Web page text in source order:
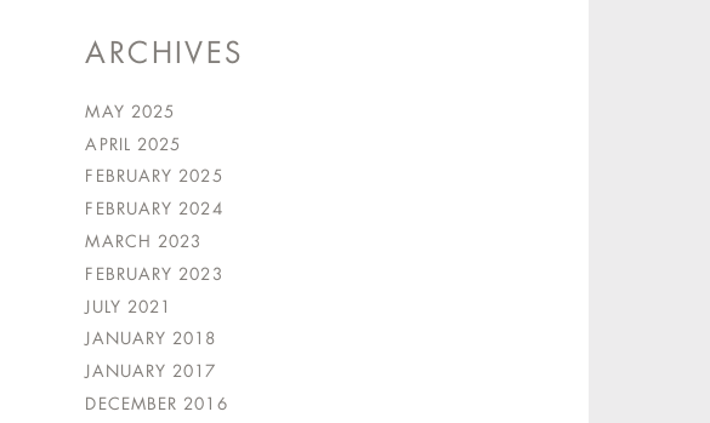
ARCHIVES
MAY 2025
APRIL 2025
FEBRUARY 2025
FEBRUARY 2024
MARCH 2023
FEBRUARY 2023
JULY 2021
JANUARY 2018
JANUARY 2017
DECEMBER 2016